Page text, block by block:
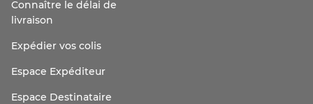
Connaître le délai de
livraison
Expédier vos colis
Espace Expéditeur
Espace Destinataire